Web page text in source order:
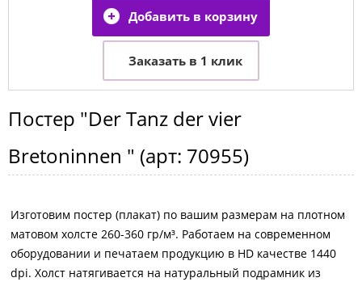
Постер "Der Tanz der vier
Bretoninnen " (арт: 70955)
Изготовим постер (плакат) по вашим размерам на плотном
матовом холсте 260-360 гр/м³. Работаем на современном
оборудовании и печатаем продукцию в HD качестве 1440
dpi. Холст натягивается на натуральный подрамник из